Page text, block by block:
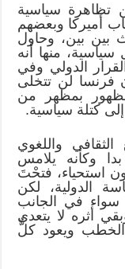
سياسية
أميركا وبعضهم
بين بين، وحاول
منها أنه
الدولي وفي
فرنسا لن تتخلى
بمظهر من
كتلة سياسية.
واللغوي
بدا وكأنه يلامس
استحياء، فتحْتَ
الدولية، لكن
سواء في الجانب
أثره لا يتعدى
الخطب ويعود كلٌّ